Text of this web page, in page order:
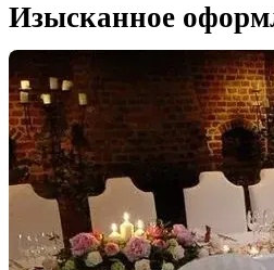
Изысканное